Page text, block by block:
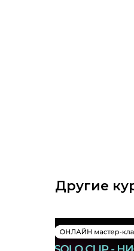
Другие